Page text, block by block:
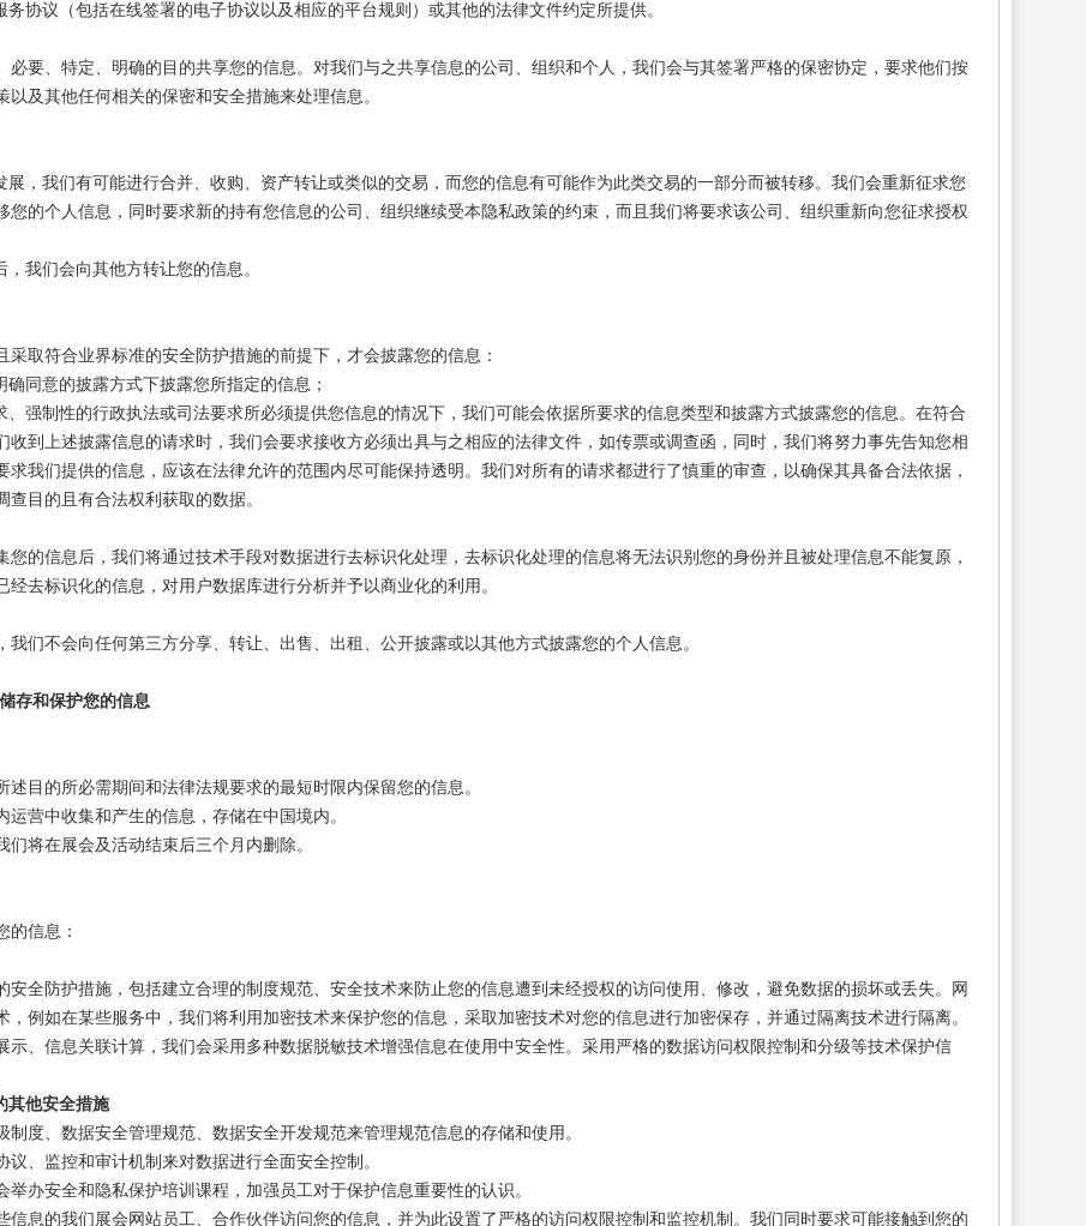
务协议（包括在线签署的电子协议以及相应的平台规则）或其他的法律文件约定所提供。
必要、特定、明确的目的共享您的信息。对我们与之共享信息的公司、组织和个人，我们会与其签署严格的保密协定，要求他们按
以及其他任何相关的保密和安全措施来处理信息。
展，我们有可能进行合并、收购、资产转让或类似的交易，而您的信息有可能作为此类交易的一部分而被转移。我们会重新征求您
您的个人信息，同时要求新的持有您信息的公司、组织继续受本隐私政策的约束，而且我们将要求该公司、组织重新向您征求授权
我们会向其他方转让您的信息。
采取符合业界标准的安全防护措施的前提下，才会披露您的信息：
同意的披露方式下披露您所指定的信息；
、强制性的行政执法或司法要求所必须提供您信息的情况下，我们可能会依据所要求的信息类型和披露方式披露您的信息。在符合
收到上述披露信息的请求时，我们会要求接收方必须出具与之相应的法律文件，如传票或调查函，同时，我们将努力事先告知您相
求我们提供的信息，应该在法律允许的范围内尽可能保持透明。我们对所有的请求都进行了慎重的审查，以确保其具备合法依据，
查目的且有合法权利获取的数据。
您的信息后，我们将通过技术手段对数据进行去标识化处理，去标识化处理的信息将无法识别您的身份并且被处理信息不能复原，
经去标识化的信息，对用户数据库进行分析并予以商业化的利用。
我们不会向任何第三方分享、转让、出售、出租、公开披露或以其他方式披露您的个人信息。
存和保护您的信息
述目的所必需期间和法律法规要求的最短时限内保留您的信息。
运营中收集和产生的信息，存储在中国境内。
们将在展会及活动结束后三个月内删除。
的信息：
安全防护措施，包括建立合理的制度规范、安全技术来防止您的信息遭到未经授权的访问使用、修改，避免数据的损坏或丢失。网
，例如在某些服务中，我们将利用加密技术来保护您的信息，采取加密技术对您的信息进行加密保存，并通过隔离技术进行隔离。
示、信息关联计算，我们会采用多种数据脱敏技术增强信息在使用中安全性。采用严格的数据访问权限控制和分级等技术保护信
其他安全措施
制度、数据安全管理规范、数据安全开发规范来管理规范信息的存储和使用。
议、监控和审计机制来对数据进行全面安全控制。
举办安全和隐私保护培训课程，加强员工对于保护信息重要性的认识。
信息的我们展会网站员工、合作伙伴访问您的信息，并为此设置了严格的访问权限控制和监控机制。我们同时要求可能接触到您的